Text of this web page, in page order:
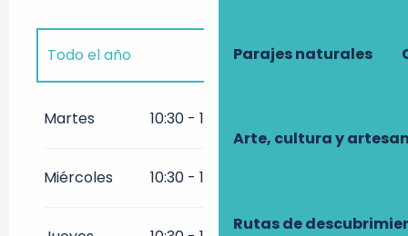
Parajes naturales
Arte, cultura y
Rutas de
Todo el año
Todo el año 2027
Martes 10:30 - 13:30
Miércoles 10:30 - 13:30